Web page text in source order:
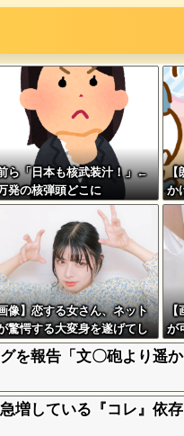
ら「日本も核武装汁！」←
発の核弾頭どこに
【
か
像】恋する女さん、ネット
驚愕する大変身を遂げてし
←コレは凄過ぎるw w w w
w w
【
が
を報告「文〇砲より遥
急増している『コレ』